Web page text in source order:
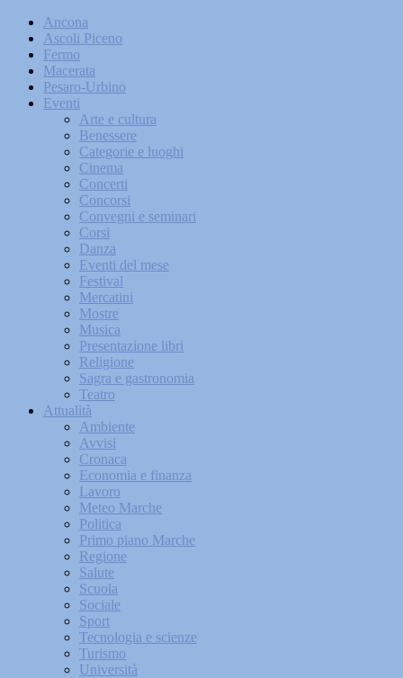
Ancona
Ascoli Piceno
Fermo
Macerata
Pesaro-Urbino
Eventi
Arte e cultura
Benessere
Categorie e luoghi
Cinema
Concerti
Concorsi
Convegni e seminari
Corsi
Danza
Eventi del mese
Festival
Mercatini
Mostre
Musica
Presentazione libri
Religione
Sagra e gastronomia
Teatro
Attualità
Ambiente
Avvisi
Cronaca
Economia e finanza
Lavoro
Meteo Marche
Politica
Primo piano Marche
Regione
Salute
Scuola
Sociale
Sport
Tecnologia e scienze
Turismo
Università